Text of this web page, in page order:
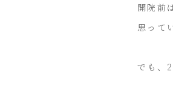
開院前
思って
でも、